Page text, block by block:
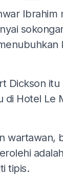
Dickson
di Hotel Le
wartawan,
tipis.